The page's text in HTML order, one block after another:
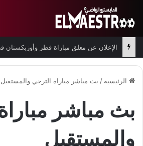
الإعلان عن معلق مباراة قطر وأوزبكستان
الرئيسية / بث مباشر مباراة الترجي والمستقبل
بث مباشر
والمستقبل